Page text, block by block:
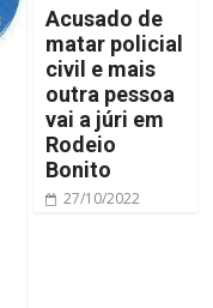
Acusado de
matar policial
civil e mais
outra pessoa
vai a júri em
Rodeio
Bonito
27/10/2022